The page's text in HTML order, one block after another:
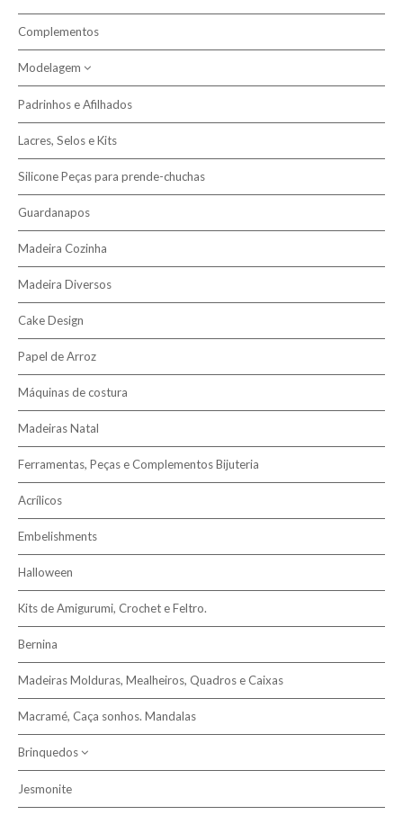
Complementos
Modelagem
Pasta Modelar
Padrinhos e Afilhados
Lacres, Selos e Kits
Silicone Peças para prende-chuchas
Guardanapos
Madeira Cozinha
Madeira Diversos
Cake Design
Papel de Arroz
Máquinas de costura
Madeiras Natal
Ferramentas, Peças e Complementos Bijuteria
Acrílicos
Embelishments
Halloween
Kits de Amigurumi, Crochet e Feltro.
Bernina
Madeiras Molduras, Mealheiros, Quadros e Caixas
Macramé, Caça sonhos. Mandalas
Brinquedos
Dos 3 aos 6 anos
Jesmonite